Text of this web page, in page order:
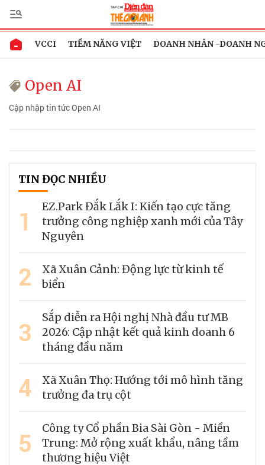
VCCI TIỀM NĂNG VIỆT DOANH NHÂN -DOANH
Open AI
Cập nhập tin tức Open AI
TIN ĐỌC NHIỀU
1
EZ.Park Đắk Lắk I: Kiến tạo cực tăng
trưởng công nghiệp xanh mới của Tây
Nguyên
2
Xã Xuân Cảnh: Động lực từ kinh tế
biển
3
Sắp diễn ra Hội nghị Nhà đầu tư MB
2026: Cập nhật kết quả kinh doanh 6
tháng đầu năm
4
Xã Xuân Thọ: Hướng tới mô hình tăng
trưởng đa trụ cột
5
Công ty Cổ phần Bia Sài Gòn - Miền
Trung: Mở rộng xuất khẩu, nâng tầm
thương hiệu Việt